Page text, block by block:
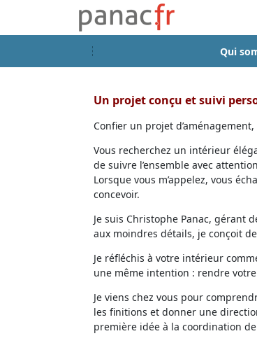
Qui
Un projet conçu et suivi
Confier un projet
Vous recherchez un intérieur
de suivre l’ensemble avec
Lorsque vous m’appelez, vous
concevoir.
Je suis Christophe Panac, gérant
aux moindres détails, je conçoit
Je réfléchis à votre intérieur
une même intention : rendre
Je viens chez vous pour
les finitions et donner une
première idée à la coordination